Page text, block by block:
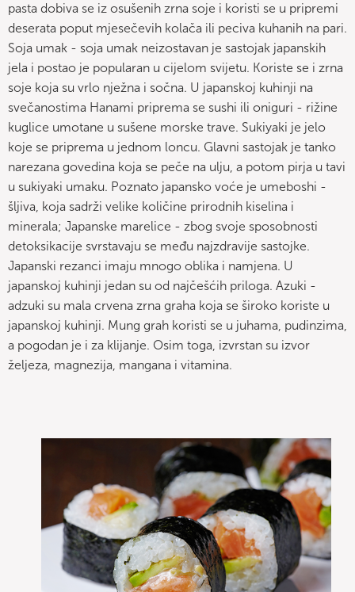
pasta dobiva se iz osušenih zrna soje i koristi se u pripremi
deserata poput mjesečevih kolača ili peciva kuhanih na pari.
Soja umak - soja umak neizostavan je sastojak japanskih
jela i postao je popularan u cijelom svijetu. Koriste se i zrna
soje koja su vrlo nježna i sočna. U japanskoj kuhinji na
svečanostima Hanami priprema se sushi ili oniguri - rižine
kuglice umotane u sušene morske trave. Sukiyaki je jelo
koje se priprema u jednom loncu. Glavni sastojak je tanko
narezana govedina koja se peče na ulju, a potom pirja u tavi
u sukiyaki umaku. Poznato japansko voće je umeboshi -
šljiva, koja sadrži velike količine prirodnih kiselina i
minerala; Japanske marelice - zbog svoje sposobnosti
detoksikacije svrstavaju se među najzdravije sastojke.
Japanski rezanci imaju mnogo oblika i namjena. U
japanskoj kuhinji jedan su od najčešćih priloga. Azuki -
adzuki su mala crvena zrna graha koja se široko koriste u
japanskoj kuhinji. Mung grah koristi se u juhama, pudinzima,
a pogodan je i za klijanje. Osim toga, izvrstan su izvor
željeza, magnezija, mangana i vitamina.